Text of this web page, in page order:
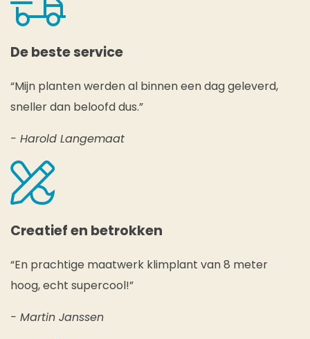
De beste service
“Mijn planten werden al binnen een dag geleverd,
sneller dan beloofd dus.”
- Harold Langemaat
Creatief en betrokken
“En prachtige maatwerk klimplant van 8 meter
hoog, echt supercool!”
- Martin Janssen